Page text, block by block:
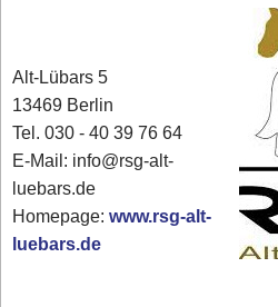
Alt-Lübars 5
13469 Berlin
Tel. 030 - 40 39 76 64
E-Mail: info@rsg-alt-
luebars.de
Homepage:www.rsg-alt-
luebars.de